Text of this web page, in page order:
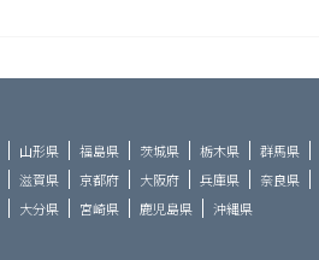
山形県 福島県 茨城県 栃木県 群馬県
滋賀県 京都府 大阪府 兵庫県 奈良県
大分県 宮崎県 鹿児島県 沖縄県